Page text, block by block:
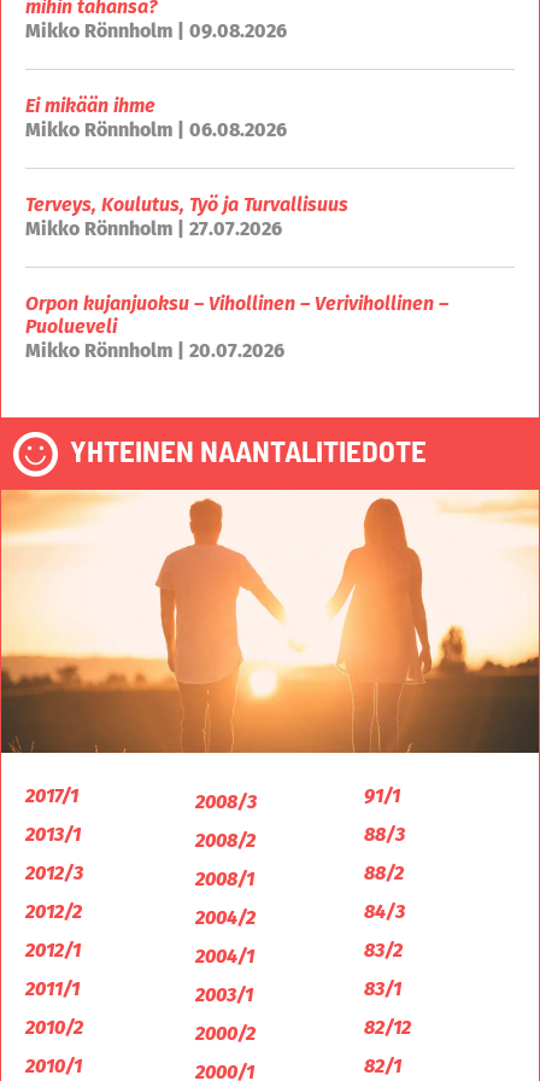
mihin tahansa?
Mikko Rönnholm | 09.08.2026
Ei mikään ihme
Mikko Rönnholm | 06.08.2026
Terveys, Koulutus, Työ ja Turvallisuus
Mikko Rönnholm | 27.07.2026
Orpon kujanjuoksu – Vihollinen – Verivihollinen –
Puolueveli
Mikko Rönnholm | 20.07.2026
YHTEINEN NAANTALITIEDOTE
2017/1
2013/1
2012/3
2012/2
2012/1
2011/1
2010/2
2010/1
2008/3
2008/2
2008/1
2004/2
2004/1
2003/1
2000/2
2000/1
91/1
88/3
88/2
84/3
83/2
83/1
82/12
82/1